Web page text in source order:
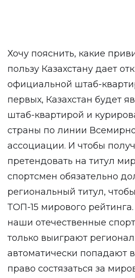
Хочу пояснить, какие
пользу Казахстану дает
официальной штаб-
первых, Казахстан будет
штаб-квартирой и
страны по линии
ассоциации. И чтобы
претендовать на титул
спортсмен обязательно
региональный титул,
ТОП-15 мирового
наши отечественные
только выиграют
автоматически попадают
право состязаться за